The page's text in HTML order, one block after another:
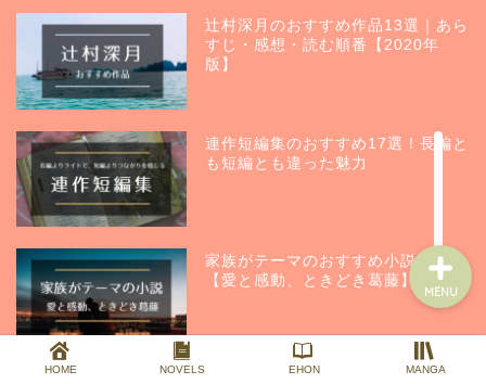
辻村深月のおすすめ作品13選｜あら
すじ・感想・読む順番【2020年
版】
連作短編集のおすすめ17選！長編と
も短編とも違った魅力
家族がテーマのおすすめ小説12選
【愛と感動、ときどき葛藤】
HOME NOVELS EHON MANGA
MENU
PROFILE
EHON